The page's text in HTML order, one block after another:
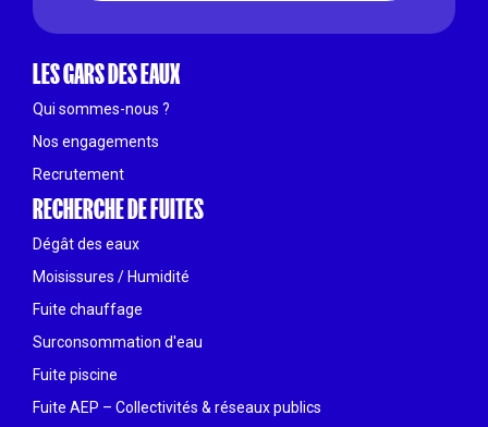
LES GARS DES EAUX
Qui sommes-nous ?
Nos engagements
Recrutement
RECHERCHE DE FUITES
Dégât des eaux
Moisissures / Humidité
Fuite chauffage
Surconsommation d'eau
Fuite piscine
Fuite AEP – Collectivités & réseaux publics